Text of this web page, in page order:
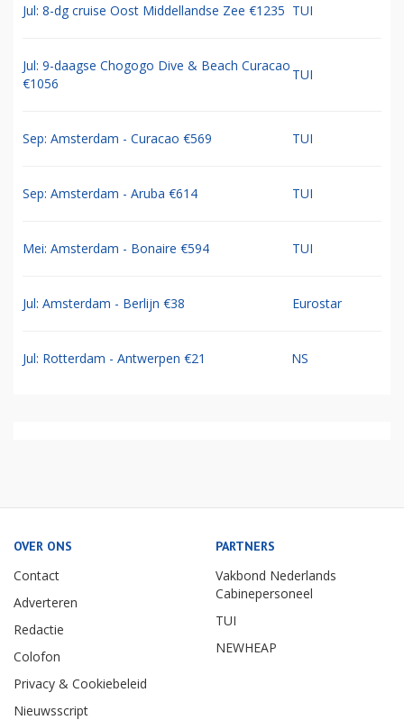
Jul: 8-dg cruise Oost Middellandse Zee €1235 TUI
Jul: 9-daagse Chogogo Dive & Beach Curacao
€1056
TUI
Sep: Amsterdam - Curacao €569 TUI
Sep: Amsterdam - Aruba €614 TUI
Mei: Amsterdam - Bonaire €594 TUI
Jul: Amsterdam - Berlijn €38 Eurostar
Jul: Rotterdam - Antwerpen €21 NS
OVER ONS
Contact
Adverteren
Redactie
Colofon
Privacy & Cookiebeleid
Nieuwsscript
PARTNERS
Vakbond Nederlands
Cabinepersoneel
TUI
NEWHEAP